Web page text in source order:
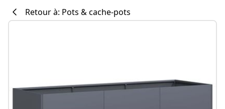
Retour à: Pots & cache-pots